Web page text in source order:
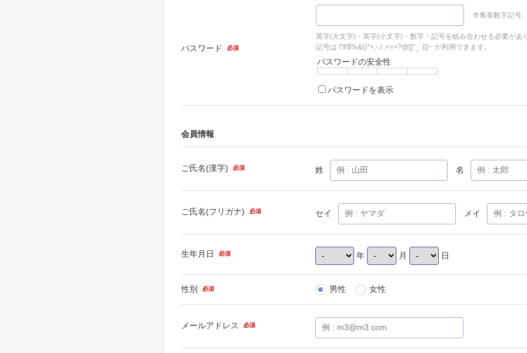
パスワード 必須
半角英数字記号
英字(大文字)・英字(小文字)・数字・記号を組み合わせる必要があ
記号は !"#$%&()*+,-./:;<=>?@[]^_`{|}~ が利用できます。
パスワードの安全性
パスワードを表示
会員情報
ご氏名(漢字) 必須 姓 名
ご氏名(フリガナ) 必須 セイ メイ
生年月日 必須 年 月 日
性別 必須 男性 女性
メールアドレス 必須